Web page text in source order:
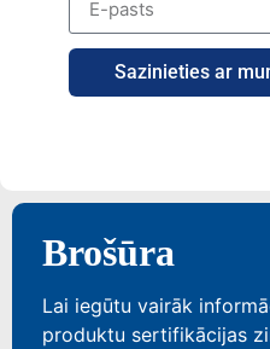
Sazinieties ar
Brošūra
Lai iegūtu vairāk
produktu sertifikācijas